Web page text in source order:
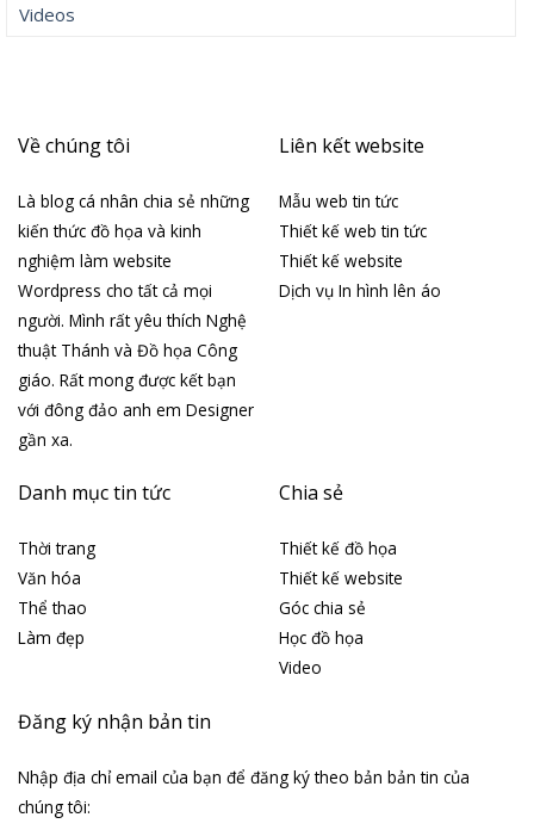
Videos
Về chúng tôi
Là blog cá nhân chia sẻ những
kiến thức đồ họa và kinh
nghiệm làm website
Wordpress cho tất cả mọi
người. Mình rất yêu thích Nghệ
thuật Thánh và Đồ họa Công
giáo. Rất mong được kết bạn
với đông đảo anh em Designer
gần xa.
Liên kết website
Mẫu web tin tức
Thiết kế web tin tức
Thiết kế website
Dịch vụ In hình lên áo
Danh mục tin tức
Thời trang
Văn hóa
Thể thao
Làm đẹp
Chia sẻ
Thiết kế đồ họa
Thiết kế website
Góc chia sẻ
Học đồ họa
Video
Đăng ký nhận bản tin
Nhập địa chỉ email của bạn để đăng ký theo bản bản tin của
chúng tôi: